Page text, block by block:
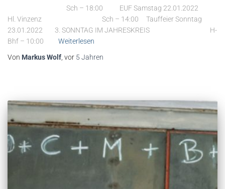
Sch – 18:00 EUF Samstag 22.01.2022
Hl. Vinzenz Sch – 14:00 Tauffeier Sonntag
23.01.2022 3. SONNTAG IM JAHRESKREIS H-
Bhf – 10:00
Weiterlesen
Von Markus Wolf , vor 5 Jahren